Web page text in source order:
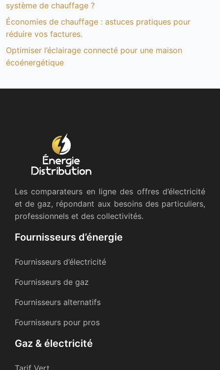
système de chauffage ?
Économies de chauffage : astuces pratiques pour
réduire vos factures.
Optimiser l’éclairage connecté pour une maison
écoénergétique
Les comparateurs en ligne des offres d’électricité
et de gaz, répondant aux besoins des particuliers,
professionnels et des collectivités.
Fournisseurs d’énergie
Fournisseurs d’électricité
Fournisseurs de gaz
Fournisseurs alternatifs
Fournisseurs pour pros
Gaz & électricité
Tarif Vert